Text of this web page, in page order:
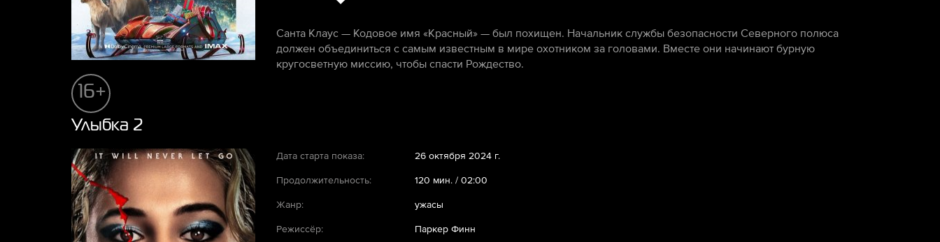
16+
Санта Клаус — Кодовое имя «Красный» — был похищен. Начальник службы безопасности Северного полюса
должен объединиться с самым известным в мире охотником за головами. Вместе они начинают бурную
кругосветную миссию, чтобы спасти Рождество.
Улыбка 2
Дата старта показа: 26 октября 2024 г.
Продолжительность: 120 мин. / 02:00
Жанр: ужасы
Режиссёр: Паркер Финн